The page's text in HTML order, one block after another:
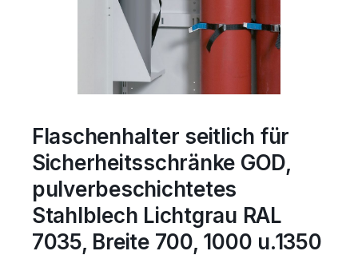
Flaschenhalter seitlich für
Sicherheitsschränke GOD,
pulverbeschichtetes
Stahlblech Lichtgrau RAL
7035, Breite 700, 1000 u.1350